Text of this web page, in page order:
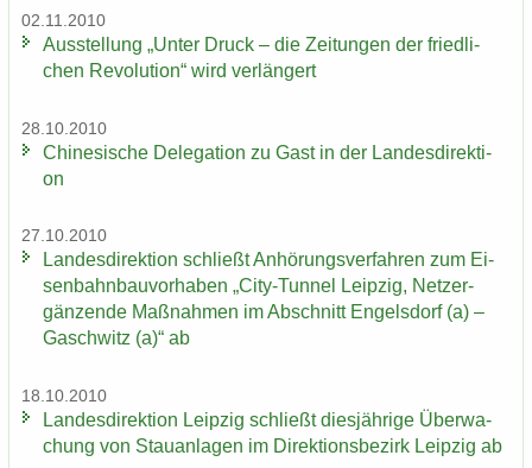
02.11.2010
Aus­stel­lung „Unter Druck – die Zei­tun­gen der fried­li­
chen Re­vo­lu­ti­on“ wird ver­län­gert
28.10.2010
Chi­ne­si­sche De­le­ga­ti­on zu Gast in der Lan­des­di­rek­ti­
on
27.10.2010
Lan­des­di­rek­ti­on schließt An­hö­rungs­ver­fah­ren zum Ei­
sen­bahn­bau­vor­ha­ben „City-​Tunnel Leip­zig, Netz­er­
gän­zen­de Maß­nah­men im Ab­schnitt En­gels­dorf (a) –
Gaschwitz (a)“ ab
18.10.2010
Lan­des­di­rek­ti­on Leip­zig schließt dies­jäh­ri­ge Über­wa­
chung von Stau­an­la­gen im Di­rek­ti­ons­be­zirk Leip­zig ab